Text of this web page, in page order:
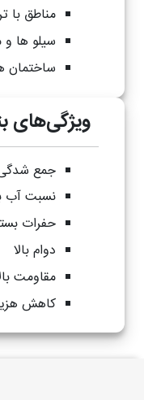
مناطق با
سیلو ها و
ساختمان
ویژگی‌های
جمع
نسبت آب
حفرات
دوام بالا
مقاومت
کاهش